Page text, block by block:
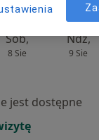
Sob,
8 Sie
Ndz,
9 Sie
jest dostępne